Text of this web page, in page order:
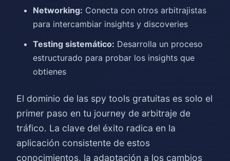
Networking: Conecta con otros arbitrajistas
para intercambiar insights y discoveries
Testing sistemático: Desarrolla un proceso
estructurado para probar los insights que
obtienes
El dominio de las spy tools gratuitas es solo el
primer paso en tu journey de arbitraje de
tráfico. La clave del éxito radica en la
aplicación consistente de estos
conocimientos, la adaptación a los cambios